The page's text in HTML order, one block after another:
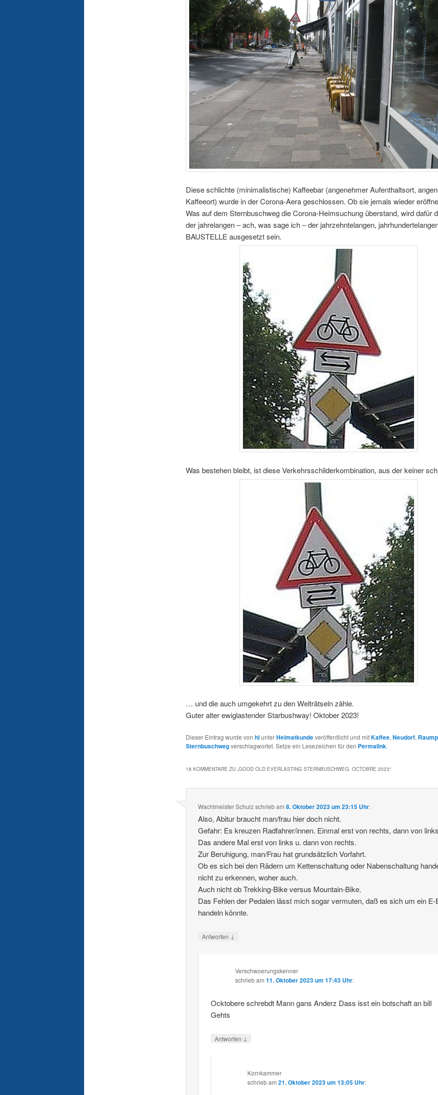
Diese schlichte (minimalistische) Kaffeebar (angenehmer Aufenthaltsort,
Kaffeeort) wurde in der Corona-Aera geschlossen. Ob sie jemals wieder
Was auf dem Sternbuschweg die Corona-Heimsuchung überstand, wird dafür
der jahrelangen – ach, was sage ich – der jahrzehntelangen,
BAUSTELLE ausgesetzt sein.
Was bestehen bleibt, ist diese Verkehrsschilderkombination, aus der keiner
… und die auch umgekehrt zu den Welträtseln zähle.
Guter alter ewiglastender Starbushway! Oktober 2023!
Dieser Eintrag wurde von hlunterHeimatkundeveröffentlicht und mitKaffee, Neudorf,
Sternbuschwegverschlagwortet. Setze ein Lesezeichen für den Permalink.
18 KOMMENTARE ZU „ GOOD OLD EVERLASTING STERNBUSCHWEG. OCTOBRE 2023“
Wachtmeister Schulzschriebam8. Oktober 2023 um 23:15 Uhr:
Also, Abitur braucht man/frau hier doch nicht.
Gefahr: Es kreuzen Radfahrer/innen. Einmal erst von rechts, dann von
Das andere Mal erst von links u. dann von rechts.
Zur Beruhigung, man/Frau hat grundsätzlich Vorfahrt.
Ob es sich bei den Rädern um Kettenschaltung oder Nabenschaltung
nicht zu erkennen, woher auch.
Auch nicht ob Trekking-Bike versus Mountain-Bike.
Das Fehlen der Pedalen lässt mich sogar vermuten, daß es sich um ein E-
handeln könnte.
Antworten ↓
Verschwoerungskenner
schriebam 11. Oktober 2023 um 17:43 Uhr:
Ocktobere schrebdt Mann gans Anderz Dass isst ein botschaft an bill
Gehts
Antworten ↓
Kornkammer
schriebam 21. Oktober 2023 um 13:05 Uhr: